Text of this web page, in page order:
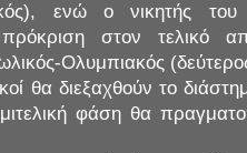
ενώ ο νικητής
πρόκριση στον τελικό
Ολυμπιακός
θα διεξαχθούν το
φάση θα